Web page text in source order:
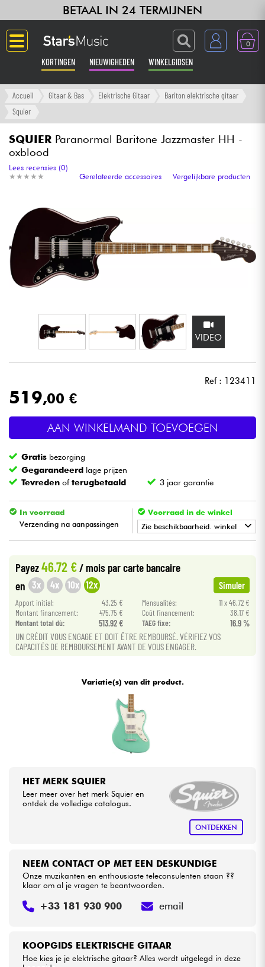
BETAAL IN 24 TERMIJNEN
0
KORTINGEN NIEUWIGHEDEN WINKELGIDSEN
Langue
Versterker & Effecten
Synths & samplers
Home-studio
Hoofdtelefoon
DJ
Licht
Drums & percussie
Blaasinstrument
Kinderen
Kabels & toebehoren
HiFi
Sets
Bekijk onze merken
Accueil Gitaar & Bas Elektrische Gitaar
Bariton elektrische gitaar
Squier
SQUIER Paranormal Baritone Jazzmaster HH -
oxblood
★ ★ ★ ★ ★
★ ★ ★ ★ ★
Lees recensies (0)
Gerelateerde accessoires
Vergelijkbare producten
VIDEO
Ref : 123411
519,00 €
AAN WINKELMAND TOEVOEGEN
Gratis bezorging
Gegarandeerd lage prijzen
Tevreden ofterugbetaald 3 jaar garantie
In voorraad
Verzending na aanpassingen
Voorraad in de winkel
Zie beschikbaarheid. winkel
• LYON
Payez46.72 € / mois par carte bancaire
en 3x 4x 10x 12x Simuler
Apport initial: 43.25 € Mensualités:
11 x 46.72 €
Montant financement:
475.75 € Coût financement:
38.17 €
Montant total dù:
513.92 € TAEG fixe: 16.9 %
UN CRÉDIT VOUS ENGAGE ET DOIT ÊTRE REMBOURSÉ. VÉRIFIEZ VOS
CAPACITÉS DE REMBOURSEMENT AVANT DE VOUS ENGAGER.
Variatie(s) van dit product.
HET MERK SQUIER
Leer meer over het merk Squier en
ontdek de volledige catalogus.
ONTDEKKEN
KOOPGIDS ELEKTRISCHE GITAAR
Hoe kies je je elektrische gitaar? Alles wordt uitgelegd in deze
NEEM CONTACT OP MET EEN DESKUNDIGE
Onze muzikanten en enthousiaste teleconsulenten staan ??
klaar om al je vragen te beantwoorden.
+33 181 930 900 email